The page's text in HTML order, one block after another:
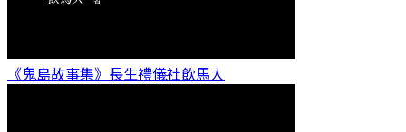
《鬼島故事集》長生禮儀社飲馬人